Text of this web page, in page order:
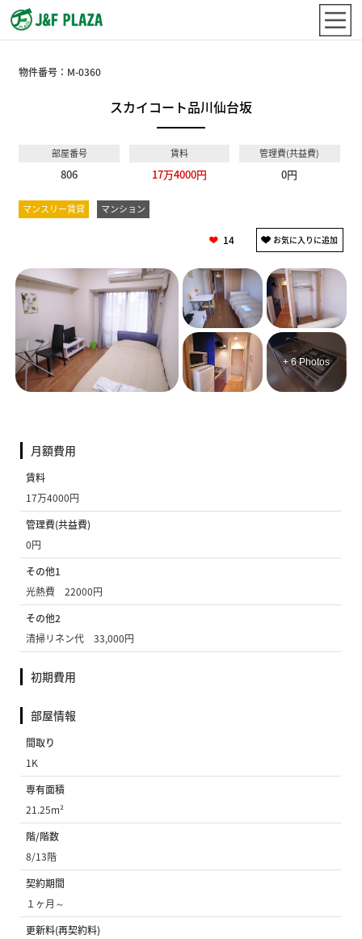
物件番号： M-0360
スカイコート品川仙台坂
部屋番号
806
賃料
17万4000円
管理費(共益費)
0円
マンスリー賃貸 マンション
14
+ 6 Photos
月額費用
賃料
17万4000円
管理費(共益費)
0円
その他1
光熱費 22000円
その他2
清掃リネン代 33,000円
初期費用
部屋情報
間取り
1K
専有面積
21.25m²
階/階数
8/13階
契約期間
１ヶ月～
更新料(再契約料)